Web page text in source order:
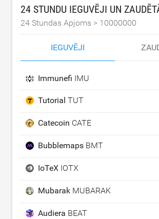
24 STUNDU IEGUVĒJI UN
24 Stundas Apjoms > 10000000
IEGUVĒJI
Immunefi IMU
Tutorial TUT
Catecoin CATE
Bubblemaps BMT
IoTeX IOTX
Mubarak MUBARAK
Audiera BEAT